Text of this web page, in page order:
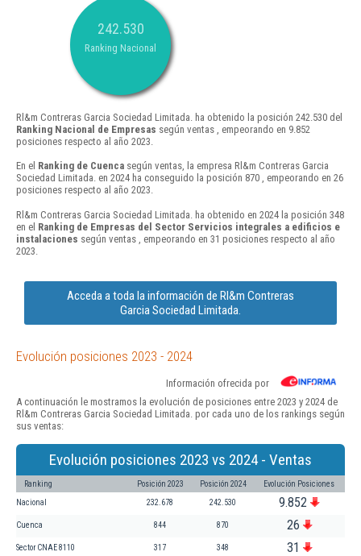
242.530
Ranking Nacional
Rl&m Contreras Garcia Sociedad Limitada. ha obtenido la posición 242.530 del
Ranking Nacional de Empresas según ventas , empeorando en 9.852
posiciones respecto al año 2023.
En el Ranking de Cuenca según ventas, la empresa Rl&m Contreras Garcia
Sociedad Limitada. en 2024 ha conseguido la posición 870 , empeorando en 26
posiciones respecto al año 2023.
Rl&m Contreras Garcia Sociedad Limitada. ha obtenido en 2024 la posición 348
en el Ranking de Empresas del Sector Servicios integrales a edificios e
instalaciones según ventas , empeorando en 31 posiciones respecto al año
2023.
Acceda a toda la información de Rl&m Contreras
Garcia Sociedad Limitada.
Evolución posiciones 2023 - 2024
Información ofrecida por
A continuación le mostramos la evolución de posiciones entre 2023 y 2024 de
Rl&m Contreras Garcia Sociedad Limitada. por cada uno de los rankings según
sus ventas:
Evolución posiciones 2023 vs 2024 - Ventas
Ranking Posición 2023 Posición 2024 Evolución Posiciones
Nacional 232.678 242.530 9.852
Cuenca 844 870 26
Sector CNAE 8110 317 348 31